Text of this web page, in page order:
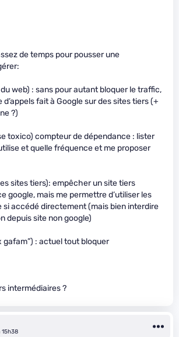
de temps pour pousser une
web) : sans pour autant bloquer le traffic,
fait à Google sur des sites tiers (+
?)
toxico) compteur de dépendance : lister
et quelle fréquence et me proposer
sites tiers): empêcher un site tiers
google, mais me permettre d’utiliser les
si accédé directement (mais bien interdire
depuis site non google)
gafam”) : actuel tout bloquer
intermédiaires ?